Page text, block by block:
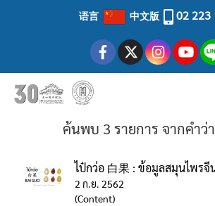
语言 中文版 02 223
ค้นพบ 3 รายการ จากคำว่
ไป๋กว่อ 白果 : ข้อมูลสมุนไพรจี
2 ก.ย. 2562
(Content)